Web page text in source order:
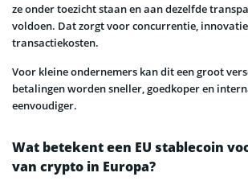
ze onder toezicht staan en aan dezelfde
voldoen. Dat zorgt voor concurrentie,
transactiekosten.
Voor kleine ondernemers kan dit een groot
betalingen worden sneller, goedkoper en
eenvoudiger.
Wat betekent een EU stablecoin
van crypto in Europa?